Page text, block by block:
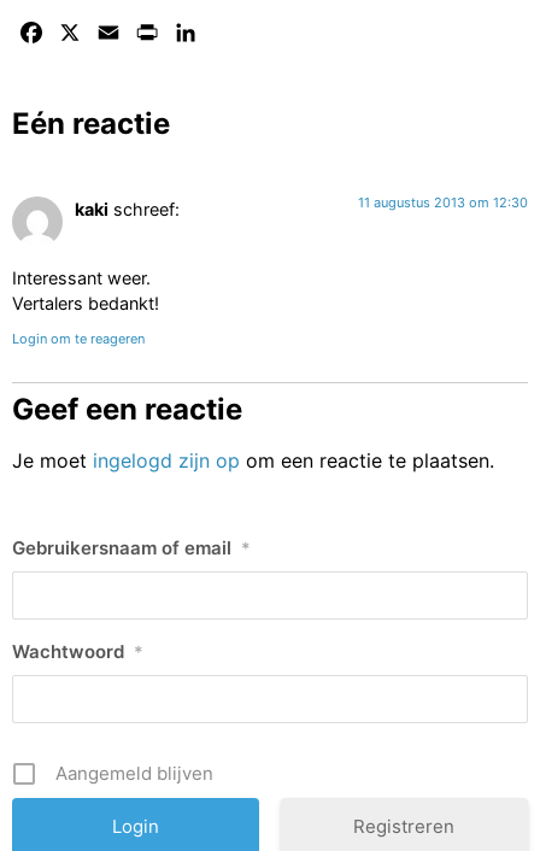
Facebook Email Print
Eén reactie
kaki schreef: 11 augustus 2013 om 12:30
Interessant weer.
Vertalers bedankt!
Login om te reageren
Geef een reactie
Je moet ingelogd zijn op om een reactie te plaatsen.
Gebruikersnaam of email *
Wachtwoord *
Aangemeld blijven
Registreren